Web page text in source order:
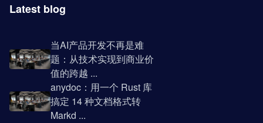
Latest blog
当AI产品开发不再是难
题：从技术实现到商业价
值的跨越 ...
anydoc：用一个 Rust 库
搞定 14 种文档格式转
Markd ...